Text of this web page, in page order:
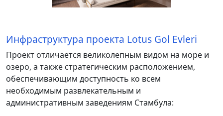
Инфраструктура проекта Lotus Gol Evleri
Проект отличается великолепным видом на море и
озеро, а также стратегическим расположением,
обеспечивающим доступность ко всем
необходимым развлекательным и
административным заведениям Стамбула: